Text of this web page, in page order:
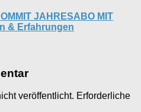
JAHRESABO MIT
& Erfahrungen
veröffentlicht. Erforderliche